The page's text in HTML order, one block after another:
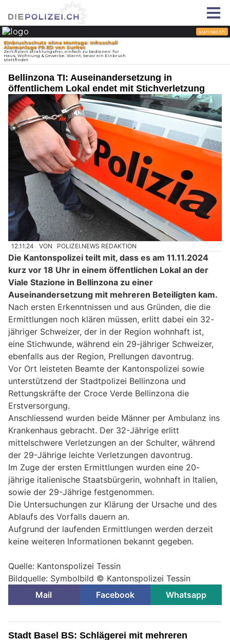
Bellinzona TI: Auseinandersetzung in
öffentlichem Lokal endet mit Stichverletzung
12.11.24 VON POLIZEI.NEWS REDAKTION
Die Kantonspolizei teilt mit, dass es am 11.11.2024
kurz vor 18 Uhr in einem öffentlichen Lokal an der
Viale Stazione in Bellinzona zu einer
Auseinandersetzung mit mehreren Beteiligten kam.
Nach ersten Erkenntnissen und aus Gründen, die die
Ermittlungen noch klären müssen, erlitt dabei ein 32-
jähriger Schweizer, der in der Region wohnhaft ist,
eine Stichwunde, während ein 29-jähriger Schweizer,
ebenfalls aus der Region, Prellungen davontrug.
Vor Ort leisteten Beamte der Kantonspolizei sowie
unterstützend der Stadtpolizei Bellinzona und
Rettungskräfte der Croce Verde Bellinzona die
Erstversorgung.
Anschliessend wurden beide Männer per Ambulanz ins
Krankenhaus gebracht. Der 32-Jährige erlitt
mittelschwere Verletzungen an der Schulter, während
der 29-Jährige leichte Verletzungen davontrug.
Im Zuge der ersten Ermittlungen wurden eine 20-
jährige italienische Staatsbürgerin, wohnhaft in Italien,
sowie der 29-Jährige festgenommen.
Die Untersuchungen zur Klärung der Ursache und des
Ablaufs des Vorfalls dauern an.
Aufgrund der laufenden Ermittlungen werden derzeit
keine weiteren Informationen bekannt gegeben.
Quelle: Kantonspolizei Tessin
Bildquelle: Symbolbild © Kantonspolizei Tessin
Mail
Facebook Whatsapp
Stadt Basel BS: Schlägerei mit mehreren